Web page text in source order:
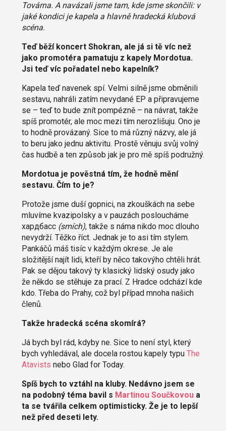
Továrna. A navázali jsme tam, kde jsme skončili: v
jaké kondici je kapela a hlavně hradecká klubová
scéna.
Teď běží koncert Shokran, ale já si tě víc než
jako promotéra pamatuju z kapely Mordotua.
Jsi teď víc pořadatel nebo kapelník?
Kapela teď navenek spí. Velmi silně jsme obměnili
sestavu, nahráli zatím nevydané EP a připravujeme
se – teď to bude znít pompézně – na návrat, takže
spíš promotér, ale moc mezi tím nerozlišuju. Ono je
to hodně provázaný. Sice to má různý názvy, ale já
to beru jako jednu aktivitu. Prostě věnuju svůj volný
čas hudbě a ten způsob jak je pro mě spíš podružný.
Mordotua je pověstná tím, že hodně mění
sestavu. Čím to je?
Protože jsme duší gopnici, na zkouškách na sebe
mluvíme kvazipolsky a v pauzách posloucháme
хардбасс (smích), takže s náma nikdo moc dlouho
nevydrží. Těžko říct. Jednak je to asi tím stylem.
Pankáčů máš tisíc v každým okrese. Je ale
složitější najít lidi, kteří by něco takovýho chtěli hrát.
Pak se dějou takový ty klasický lidský osudy jako
že někdo se stěhuje za prací. Z Hradce odchází kde
kdo. Třeba do Prahy, což byl případ mnoha našich
členů.
Takže hradecká scéna skomírá?
Já bych byl rád, kdyby ne. Sice to není styl, který
bych vyhledával, ale docela rostou kapely typu The
Atavists nebo Glad for Today.
Spíš bych to vztáhl na kluby. Nedávno jsem se
na podobný téma bavil s Martinou Součkovoua
ta se tvářila celkem optimisticky. Že je to lepší
než před deseti lety.